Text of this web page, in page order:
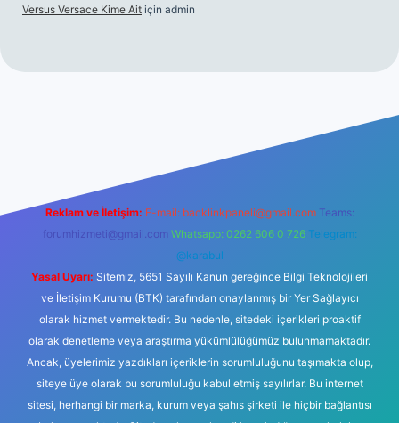
Versus Versace Kime Ait için admin
Reklam ve İletişim: E-mail: backlinkpaneli@gmail.com Teams:
forumhizmeti@gmail.com Whatsapp: 0262 606 0 726 Telegram:
@karabul
Yasal Uyarı: Sitemiz, 5651 Sayılı Kanun gereğince Bilgi Teknolojileri
ve İletişim Kurumu (BTK) tarafından onaylanmış bir Yer Sağlayıcı
olarak hizmet vermektedir. Bu nedenle, sitedeki içerikleri proaktif
olarak denetleme veya araştırma yükümlülüğümüz bulunmamaktadır.
Ancak, üyelerimiz yazdıkları içeriklerin sorumluluğunu taşımakta olup,
siteye üye olarak bu sorumluluğu kabul etmiş sayılırlar. Bu internet
sitesi, herhangi bir marka, kurum veya şahıs şirketi ile hiçbir bağlantısı